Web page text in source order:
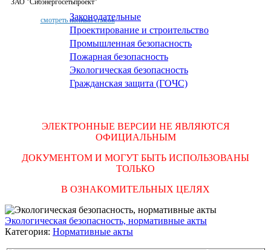
ЗАО "Сибэнергосетьпроект"
смотреть полный список
Законодательные
Проектирование и строительство
Промышленная безопасность
Пожарная безопасность
Экологическая безопасность
Гражданская защита (ГОЧС)
ЭЛЕКТРОННЫЕ ВЕРСИИ НЕ ЯВЛЯЮТСЯ
ОФИЦИАЛЬНЫМ
ДОКУМЕНТОМ И МОГУТ БЫТЬ ИСПОЛЬЗОВАНЫ
ТОЛЬКО
В ОЗНАКОМИТЕЛЬНЫХ ЦЕЛЯХ
Экологическая безопасность, нормативные акты
Категория: Нормативные акты